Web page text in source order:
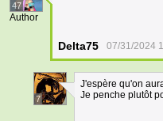
47
Author
Delta75 07/31/2024
7
J'espère qu'on
Je penche plutôt